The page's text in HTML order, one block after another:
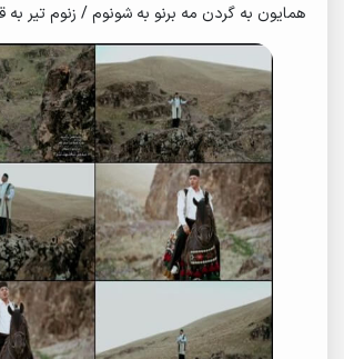
همایون به گردن مه برنو به شونوم / زنوم تیر به